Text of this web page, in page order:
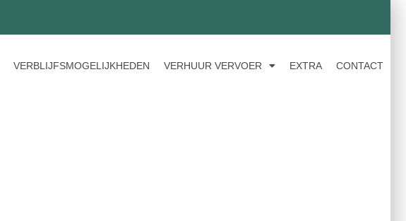
VERBLIJFSMOGELIJKHEDEN VERHUUR VERVOER EXTRA CONTACT